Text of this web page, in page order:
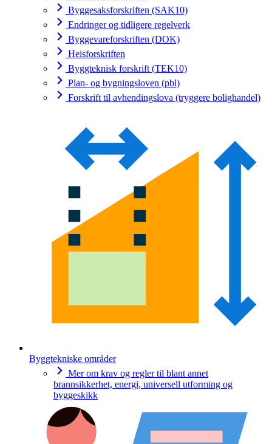
Byggesaksforskriften (SAK10)
Endringer og tidligere regelverk
Byggevareforskriften (DOK)
Heisforskriften
Byggteknisk forskrift (TEK10)
Plan- og bygningsloven (pbl)
Forskrift til avhendingslova (tryggere bolighandel)
Byggtekniske områder
Mer om krav og regler til blant annet
brannsikkerhet, energi, universell utforming og
byggeskikk